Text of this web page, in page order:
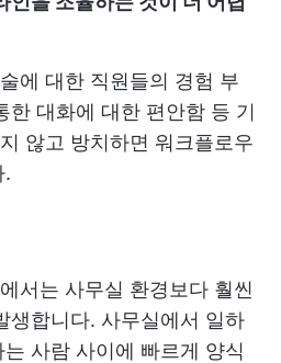
에 대한 직원들의 경험 부
한 대화에 대한 편안함 등 기
않고 방치하면 워크플로우
.
서는 사무실 환경보다 훨씬
생합니다. 사무실에서 일하
사람 사이에 빠르게 양식